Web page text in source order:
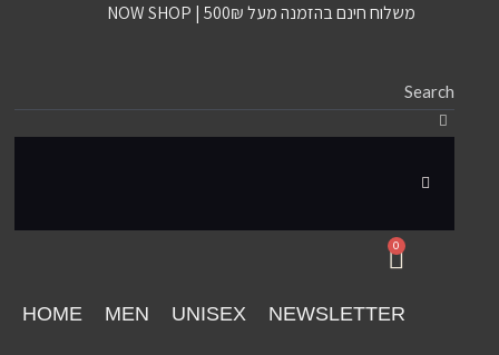
משלוח חינם בהזמנה מעל 500₪ | NOW SHOP
0
NEWSLETTER
UNISEX
MEN
HOME